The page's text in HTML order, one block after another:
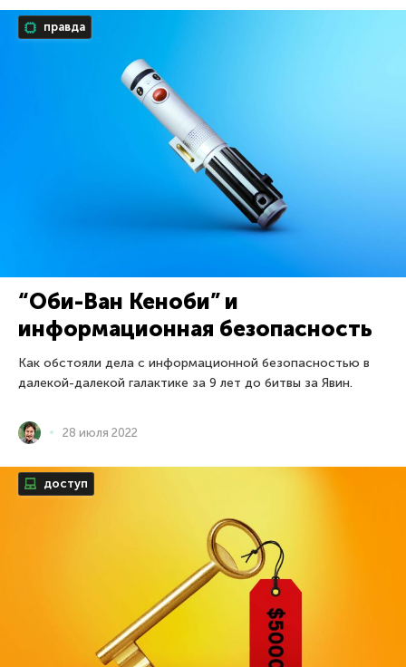
правда
“Оби-Ван Кеноби” и
информационная безопасность
Как обстояли дела с информационной безопасностью в
далекой-далекой галактике за 9 лет до битвы за Явин.
28 июля 2022
доступ